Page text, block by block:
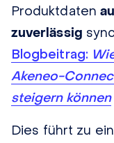
Produktdaten
zuverlässig
Blogbeitrag:
Akeneo-
steigern können
Dies führt zu